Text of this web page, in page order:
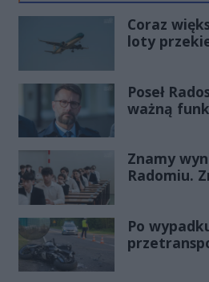
Coraz
loty
Poseł
ważną
Znamy
Radomiu.
Po